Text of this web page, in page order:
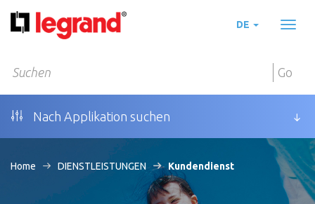
DE
Go
Nach Applikation suchen
Home DIENSTLEISTUNGEN Kundendienst